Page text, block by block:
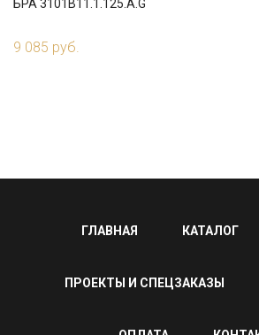
БРА 3101B11.1.125.A.G
9 085 руб.
ГЛАВНАЯ КАТАЛОГ
ПРОЕКТЫ И СПЕЦЗАКАЗЫ